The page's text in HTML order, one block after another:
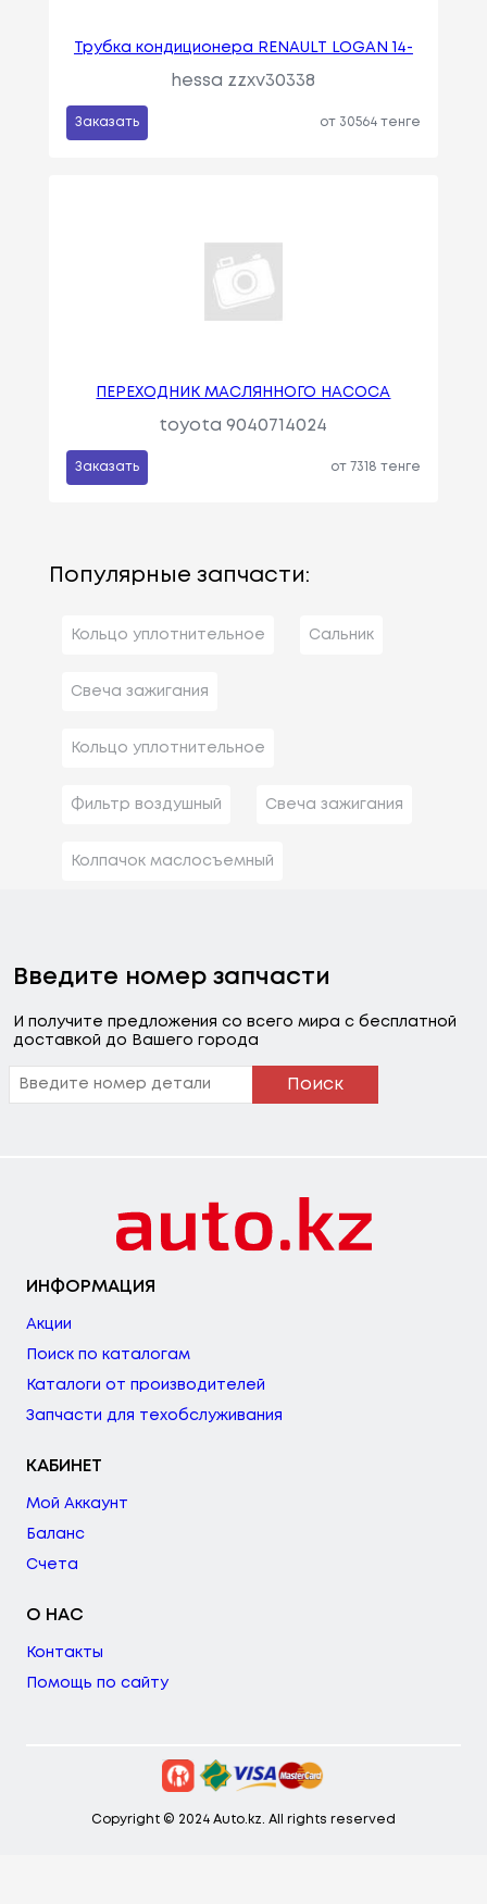
Трубка кондиционера RENAULT LOGAN 14-
hessa zzxv30338
Заказать от 30564 тенге
ПЕРЕХОДНИК МАСЛЯННОГО НАСОСА
toyota 9040714024
Заказать от 7318 тенге
Популярные запчасти:
Кольцо уплотнительное Сальник
Свеча зажигания
Кольцо уплотнительное
Фильтр воздушный Свеча зажигания
Колпачок маслосъемный
Введите номер запчасти
И получите предложения со всего мира с бесплатной
доставкой до Вашего города
Поиск
ИНФОРМАЦИЯ
Акции
Поиск по каталогам
Каталоги от производителей
Запчасти для техобслуживания
КАБИНЕТ
Мой Аккаунт
Баланс
Счета
О НАС
Контакты
Помощь по сайту
Copyright © 2024 Auto.kz. All rights reserved